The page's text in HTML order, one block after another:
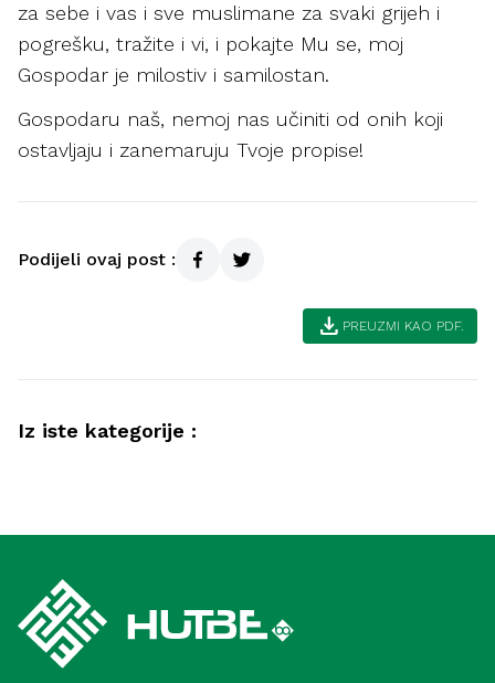
za sebe i vas i sve muslimane za svaki grijeh i
pogrešku, tražite i vi, i pokajte Mu se, moj
Gospodar je milostiv i samilostan.
Gospodaru naš, nemoj nas učiniti od onih koji
ostavljaju i zanemaruju Tvoje propise!
Podijeli ovaj post :
download PREUZMI KAO PDF.
Iz iste kategorije :